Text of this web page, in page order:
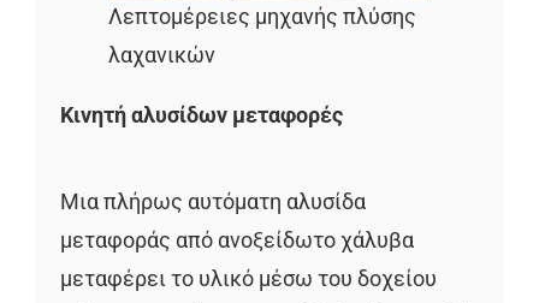
Λεπτομέρειες μηχανής πλύσης
λαχανικών
Κινητή αλυσίδων μεταφορές
Μια πλήρως αυτόματη αλυσίδα
μεταφοράς από ανοξείδωτο χάλυβα
μεταφέρει το υλικό μέσω του δοχείου